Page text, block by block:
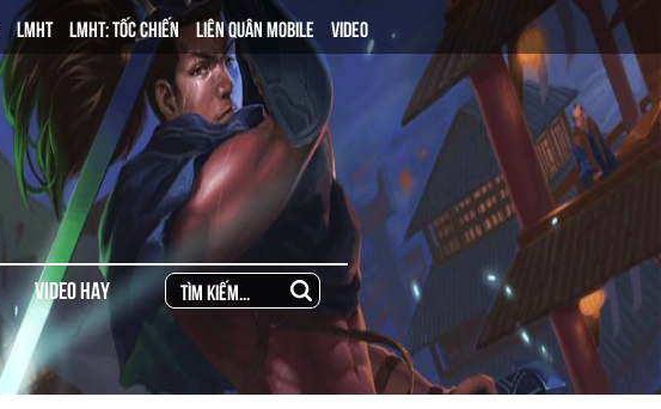
LMHT LMHT: TỐC CHIẾN LIÊN QUÂN MOBILE VIDEO
VIDEO HAY